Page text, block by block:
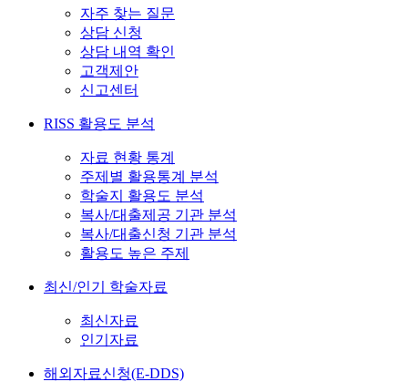
자주 찾는 질문
상담 신청
상담 내역 확인
고객제안
신고센터
RISS 활용도 분석
자료 현황 통계
주제별 활용통계 분석
학술지 활용도 분석
복사/대출제공 기관 분석
복사/대출신청 기관 분석
활용도 높은 주제
최신/인기 학술자료
최신자료
인기자료
해외자료신청(E-DDS)